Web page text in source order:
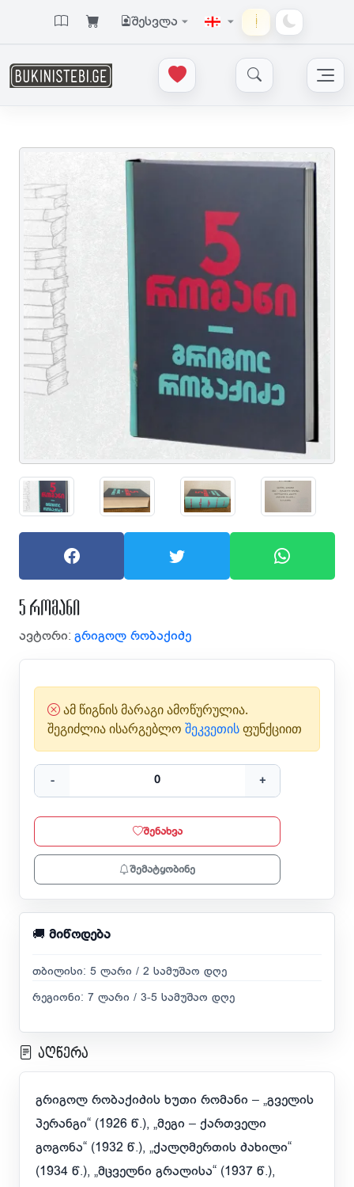
შესვლა
5 რომანი
ავტორი: გრიგოლ რობაქიძე
ამ წიგნის მარაგი ამოწურულია.
შეგიძლია ისარგებლო შეკვეთისფუნქციით
- +
შენახვა
შემატყობინე
🚚 მიწოდება
თბილისი: 5 ლარი / 2 სამუშაო დღე
რეგიონი: 7 ლარი / 3-5 სამუშაო დღე
აღწერა
გრიგოლ რობაქიძის ხუთი რომანი – „გველის
პერანგი“ (1926 წ.), „მეგი – ქართველი
გოგონა“ (1932 წ.), „ქალღმერთის ძახილი“
(1934 წ.), „მცველნი გრალისა“ (1937 წ.),